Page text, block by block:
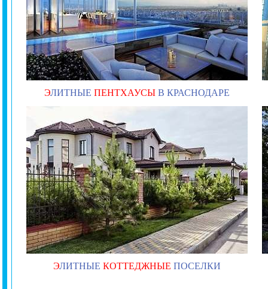
ЭЛИТНЫЕ ПЕНТХАУСЫ В КРАСНОДАРЕ
ЭЛИТНЫЕ КОТТЕДЖНЫЕ ПОСЕЛКИ